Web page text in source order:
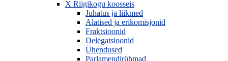
X Riigikogu koosseis
Juhatus ja liikmed
Alatised ja erikomisjonid
Fraktsioonid
Delegatsioonid
Ühendused
Parlamendirühmad